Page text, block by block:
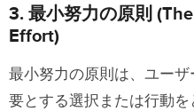
3. 最小努力の原則
Effort)
最小努力の原則は、ユー
要とする選択または行動を